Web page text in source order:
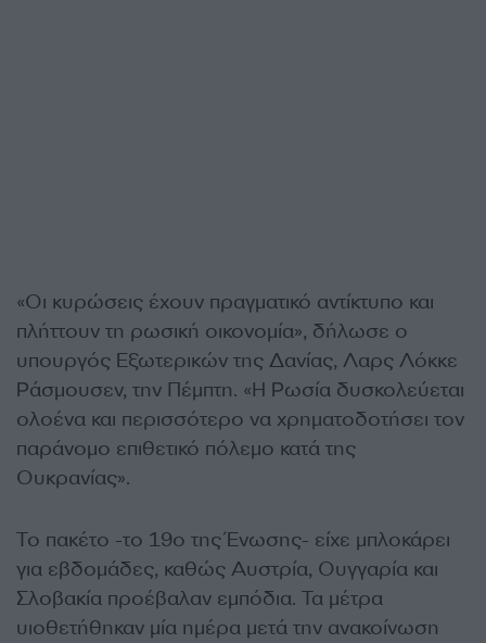
«Οι κυρώσεις έχουν πραγματικό αντίκτυπο και
πλήττουν τη ρωσική οικονομία», δήλωσε ο
υπουργός Εξωτερικών της Δανίας, Λαρς Λόκκε
Ράσμουσεν, την Πέμπτη. «Η Ρωσία δυσκολεύεται
ολοένα και περισσότερο να χρηματοδοτήσει τον
παράνομο επιθετικό πόλεμο κατά της
Ουκρανίας».
Το πακέτο -το 19ο της Ένωσης- είχε μπλοκάρει
για εβδομάδες, καθώς Αυστρία, Ουγγαρία και
Σλοβακία προέβαλαν εμπόδια. Τα μέτρα
υιοθετήθηκαν μία ημέρα μετά την ανακοίνωση